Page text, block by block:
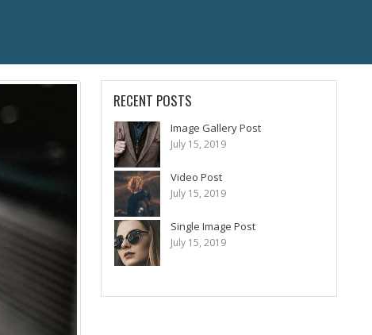
RECENT POSTS
Image Gallery Post
July 15, 2019
Video Post
July 15, 2019
Single Image Post
July 15, 2019